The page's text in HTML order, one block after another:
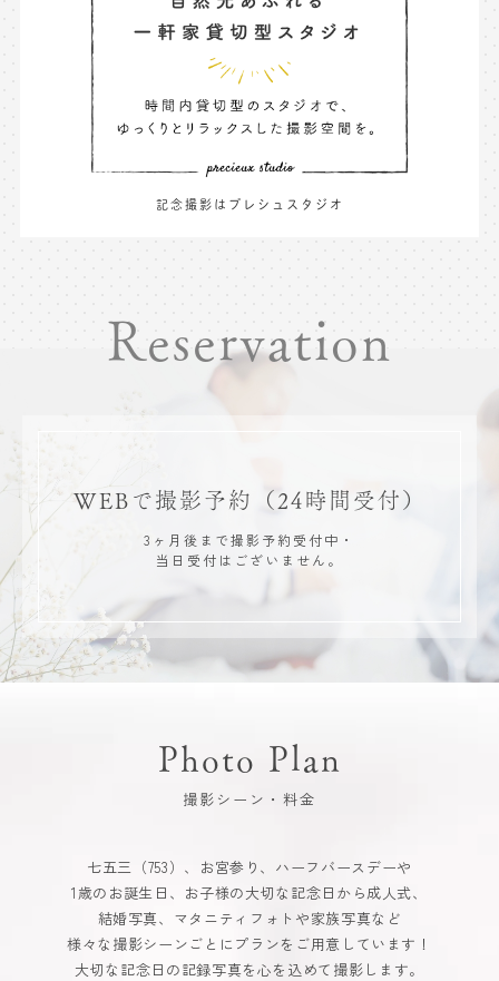
記念撮影はプレシュスタジオ
Reservation
WEBで撮影予約 （24時間受付）
3ヶ月後まで撮影予約受付中・
当日受付はございません。
Photo Plan
撮影シーン・料金
七五三（753）、お宮参り、ハーフバースデーや
1歳のお誕生日、お子様の大切な記念日から成人式、
結婚写真、マタニティフォトや家族写真など
様々な撮影シーンごとにプランをご用意しています！
大切な記念日の記録写真を心を込めて撮影します。